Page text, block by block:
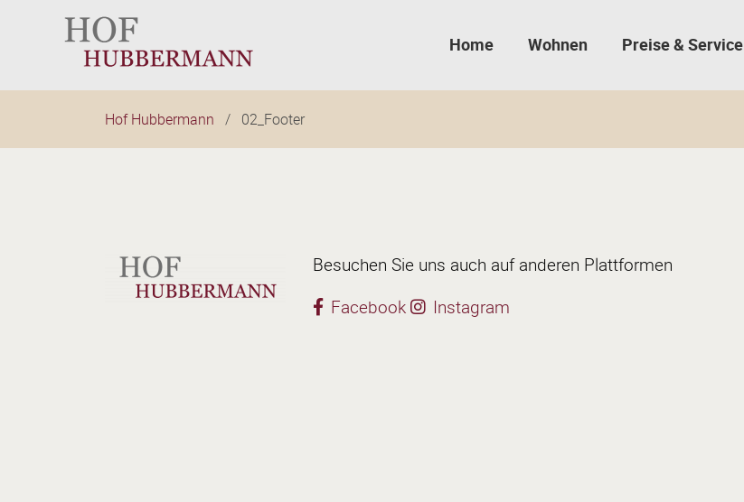
Navigation
überspringen
Home Wohnen Preise & Service
Hof Hubbermann 02_Footer
Besuchen Sie uns auch auf anderen Plattformen
Facebook
Instagram